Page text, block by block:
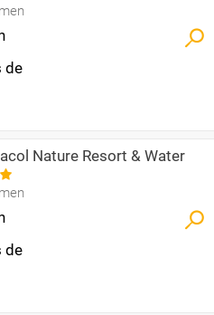
Nature Resort & Water